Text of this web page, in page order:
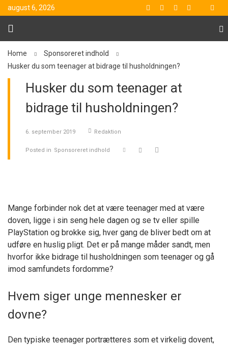
august 6, 2026
Home
Sponsoreret indhold
Husker du som teenager at bidrage til husholdningen?
Husker du som teenager at
bidrage til husholdningen?
6. september 2019 Redaktion
Posted in Sponsoreret indhold
Mange forbinder nok det at være teenager med at være
doven, ligge i sin seng hele dagen og se tv eller spille
PlayStation og brokke sig, hver gang de bliver bedt om at
udføre en huslig pligt. Det er på mange måder sandt, men
hvorfor ikke bidrage til husholdningen som teenager og gå
imod samfundets fordomme?
Hvem siger unge mennesker er
dovne?
Den typiske teenager portrætteres som et virkelig dovent,